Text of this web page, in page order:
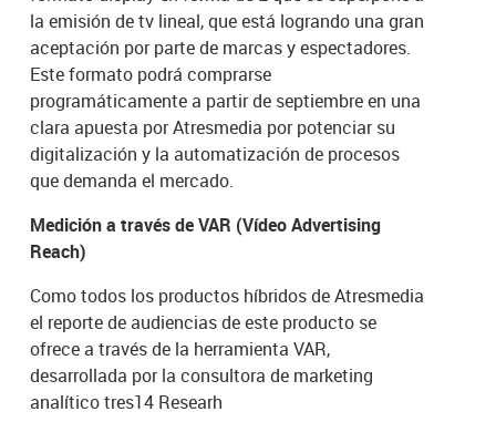
la emisión de tv lineal, que está logrando una gran
aceptación por parte de marcas y espectadores.
Este formato podrá comprarse
programáticamente a partir de septiembre en una
clara apuesta por Atresmedia por potenciar su
digitalización y la automatización de procesos
que demanda el mercado.
Medición a través de VAR (Vídeo Advertising
Reach)
Como todos los productos híbridos de Atresmedia
el reporte de audiencias de este producto se
ofrece a través de la herramienta VAR,
desarrollada por la consultora de marketing
analítico tres14 Researh